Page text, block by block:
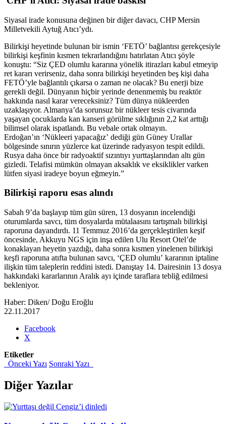
Siyasal irade konusuna değinen bir diğer davacı, CHP Mersin
Milletvekili Aytuğ Atıcı’ydı.
Bilirkişi heyetinde bulunan bir ismin ‘FETÖ’ bağlantısı gerekçesiyle
bilirkişi keşfinin kısmen tekrarlandığını hatırlatan Atıcı şöyle
konuştu: “Siz ÇED olumlu kararına yönelik itirazları kabul etmeyip
ret kararı verirseniz, daha sonra bilirkişi heyetinden beş kişi daha
FETÖ’yle bağlantılı çıkarsa o zaman ne olacak? Bu enerji bize
gerekli değil. Dünyanın hiçbir yerinde denenmemiş bu reaktör
hakkında nasıl karar vereceksiniz? Tüm dünya nükleerden
uzaklaşıyor. Almanya’da sorunsuz bir nükleer tesis civarında
yaşayan çocuklarda kan kanseri görülme sıklığının 2,2 kat arttığı
bilimsel olarak ispatlandı. Bu vebale ortak olmayın.
Erdoğan’ın ‘Nükleeri yapacağız’ dediği gün Güney Urallar
bölgesinde sınırın yüzlerce kat üzerinde radyasyon tespit edildi.
Rusya daha önce bir radyoaktif sızıntıyı yurttaşlarından altı gün
gizledi. Telafisi mümkün olmayan aksaklık ve eksiklikler varken
lütfen siyasi iradeye boyun eğmeyin.”
Bilirkişi raporu esas alındı
Sabah 9’da başlayıp tüm gün süren, 13 dosyanın incelendiği
oturumlarda savcı, tüm dosyalarda mütalaasını tartışmalı bilirkişi
raporuna dayandırdı. 11 Temmuz 2016’da gerçekleştirilen keşif
öncesinde, Akkuyu NGS için inşa edilen Ulu Resort Otel’de
konaklayan heyetin yazdığı, daha sonra kısmen yinelenen bilirkişi
keşfi raporuna atıfta bulunan savcı, ‘ÇED olumlu’ kararının iptaline
ilişkin tüm taleplerin reddini istedi. Danıştay 14. Dairesinin 13 dosya
hakkındaki kararlarının Aralık ayı içinde taraflara tebliğ edilmesi
bekleniyor.
Haber: Diken/ Doğu Eroğlu
22.11.2017
Share
"‘Erdoğan
gölgesi’nde
duruşması:
Savcı
davanın
reddini
Facebook
X
Etiketler
Önceki Yazı Sonraki Yazı
Diğer Yazılar